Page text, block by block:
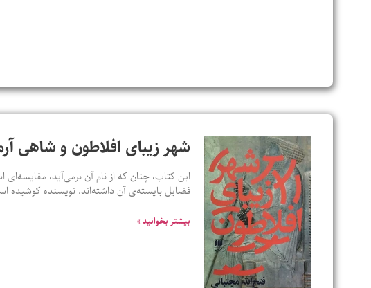
شهر زیبای افلاطون و شاهی
این کتاب، چنان که از نام آن برمی‌آید،
فضایل بایسته‌ی آن داشته‌اند. نویسنده
بیشتر بخوانید »